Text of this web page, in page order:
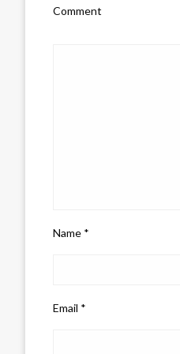
Comment
Name *
Email *